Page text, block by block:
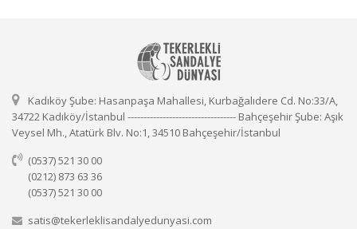
Kadıköy Şube: Hasanpaşa Mahallesi, Kurbağalıdere Cd. No:33/A,
34722 Kadıköy/İstanbul ---------------------------------- Bahçeşehir Şube: Aşık
Veysel Mh., Atatürk Blv. No:1, 34510 Bahçeşehir/İstanbul
(0537) 521 30 00
(0212) 873 63 36
(0537) 521 30 00
satis@tekerleklisandalyedunyasi.com